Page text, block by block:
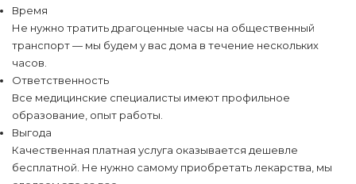
Время
Не нужно тратить драгоценные часы на общественный
транспорт — мы будем у вас дома в течение нескольких
часов.
Ответственность
Все медицинские специалисты имеют профильное
образование, опыт работы.
Выгода
Качественная платная услуга оказывается дешевле
бесплатной. Не нужно самому приобретать лекарства, мы